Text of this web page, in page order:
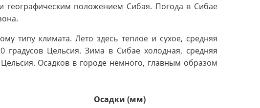
географическим положением Сибая. Погода в Сибае
типу климата. Лето здесь теплое и сухое, средняя
градусов Цельсия. Зима в Сибае холодная, средняя
Осадков в городе немного, главным образом
Осадки (мм)